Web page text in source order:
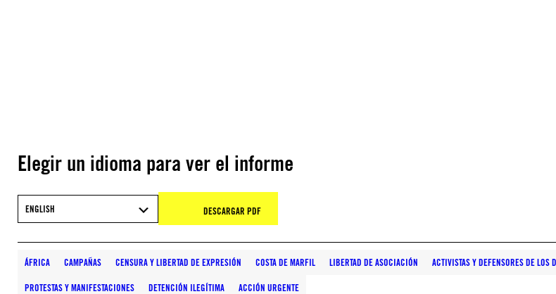
Elegir un idioma para ver el informe
ENGLISH DESCARGAR PDF
ÁFRICA CAMPAÑAS CENSURA Y LIBERTAD DE EXPRESIÓN COSTA DE MARFIL LIBERTAD DE ASOCIACIÓN ACTIVISTAS Y DEFENSORES DE LOS
PROTESTAS Y MANIFESTACIONES DETENCIÓN ILEGÍTIMA ACCIÓN URGENTE